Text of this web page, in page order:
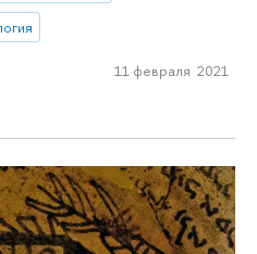
11 февраля 2021